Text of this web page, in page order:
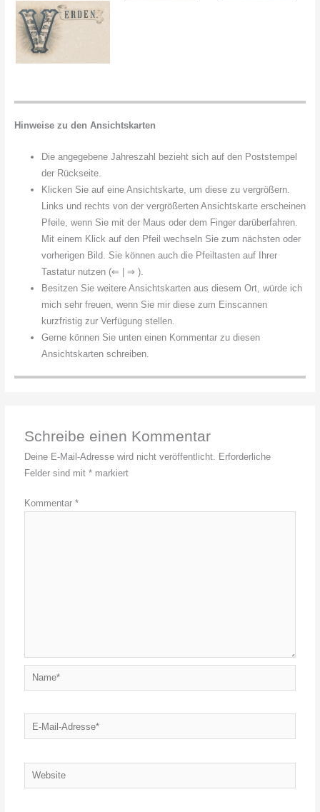
Hinweise zu den Ansichtskarten
Die angegebene Jahreszahl bezieht sich auf den Poststempel
der Rückseite.
Klicken Sie auf eine Ansichtskarte, um diese zu vergrößern.
Links und rechts von der vergrößerten Ansichtskarte erscheinen
Pfeile, wenn Sie mit der Maus oder dem Finger darüberfahren.
Mit einem Klick auf den Pfeil wechseln Sie zum nächsten oder
vorherigen Bild. Sie können auch die Pfeiltasten auf Ihrer
Tastatur nutzen (⇐ | ⇒ ).
Besitzen Sie weitere Ansichtskarten aus diesem Ort, würde ich
mich sehr freuen, wenn Sie mir diese zum Einscannen
kurzfristig zur Verfügung stellen.
Gerne können Sie unten einen Kommentar zu diesen
Ansichtskarten schreiben.
Schreibe einen Kommentar
Deine E-Mail-Adresse wird nicht veröffentlicht. Erforderliche
Felder sind mit* markiert
Kommentar*
Name*
E-
Mail-
Website